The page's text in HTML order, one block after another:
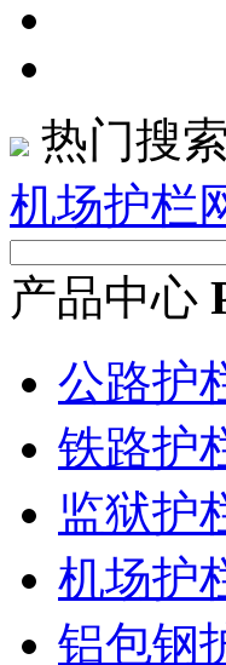
热门搜
机场护栏
产品中心
公路护
铁路护
监狱护
机场护
铝包钢